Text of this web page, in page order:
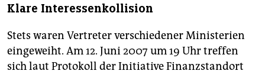
Klare Interessenkollision
Stets waren Vertreter verschiedener Ministerien
eingeweiht. Am 12. Juni 2007 um 19 Uhr treffen
sich laut Protokoll der Initiative Finanzstandort